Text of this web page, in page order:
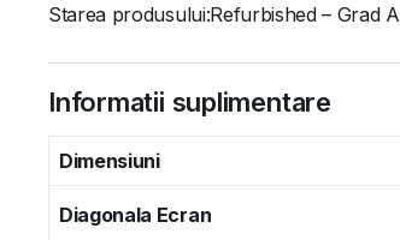
Starea produsului:Refurbished – Grad A
Informatii suplimentare
Dimensiuni
Diagonala Ecran